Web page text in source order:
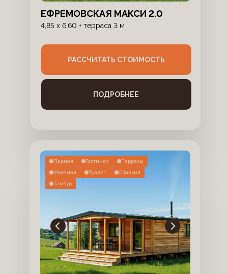
4,85 х 6,60 + терраса 3 м
ПОДРОБНЕЕ
РАССЧИТАТЬ СТОИМОСТЬ
ЕФРЕМОВСКАЯ МАКСИ 2.0
Парная Гостиная
Террасы
Моечная
Туалет
Спальня
Тамбур